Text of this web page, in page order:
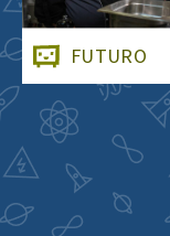
FUTURO